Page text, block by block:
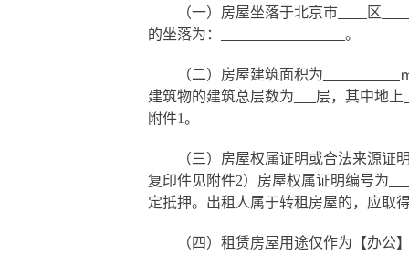
（一）房屋坐落于北京市
区
的坐落为：
。
（二）房屋建筑面积为
建筑物的建筑总层数为
层，其中地上
附件1。
（三）房屋权属证明或合法来源
复印件见附件2）房屋权属证明编号为
定抵押。出租人属于转租房屋的，应取
（四）租赁房屋用途仅作为【办公